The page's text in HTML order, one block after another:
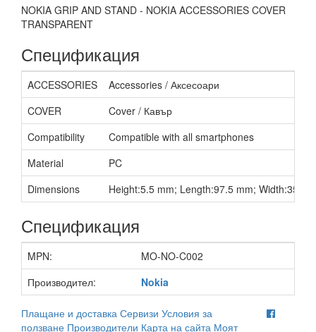
NOKIA GRIP AND STAND - NOKIA ACCESSORIES COVER
TRANSPARENT
Спецификация
ACCESSORIES
Accessories / Аксесоари
COVER
Cover / Кавър
Compatibility
Compatible with all smartphones
Material
PC
Dimensions
Height:5.5 mm; Length:97.5 mm; Width:35
Спецификация
MPN:
MO-NO-C002
Производител:
Nokia
Плащане и доставка Сервизи Условия за
ползване Производители Карта на сайта Моят